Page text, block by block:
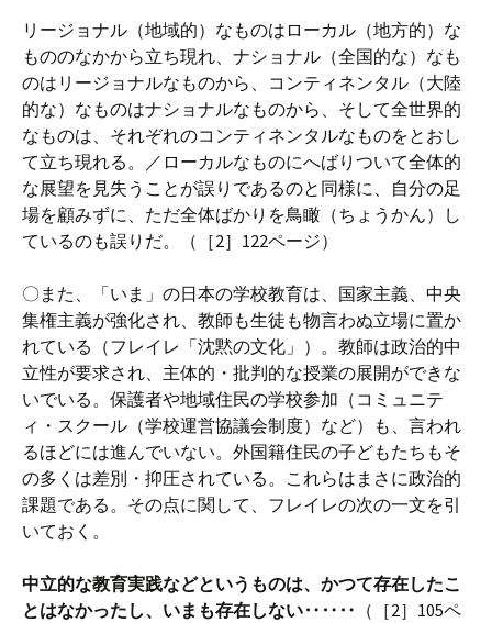
リージョナル（地域的）なものはローカル（地方的）な
もののなかから立ち現れ、ナショナル（全国的な）なも
のはリージョナルなものから、コンティネンタル（大陸
的な）なものはナショナルなものから、そして全世界的
なものは、それぞれのコンティネンタルなものをとおし
て立ち現れる。／ローカルなものにへばりついて全体的
な展望を見失うことが誤りであるのと同様に、自分の足
場を顧みずに、ただ全体ばかりを鳥瞰（ちょうかん）し
ているのも誤りだ。（［2］122ページ）
〇また、「いま」の日本の学校教育は、国家主義、中央
集権主義が強化され、教師も生徒も物言わぬ立場に置か
れている（フレイレ「沈黙の文化」）。教師は政治的中
立性が要求され、主体的・批判的な授業の展開ができな
いでいる。保護者や地域住民の学校参加（コミュニテ
ィ・スクール（学校運営協議会制度）など）も、言われ
るほどには進んでいない。外国籍住民の子どもたちもそ
の多くは差別・抑圧されている。これらはまさに政治的
課題である。その点に関して、フレイレの次の一文を引
いておく。
中立的な教育実践などというものは、かつて存在したこ
とはなかったし、いまも存在しない‥‥‥ （［2］105ペ